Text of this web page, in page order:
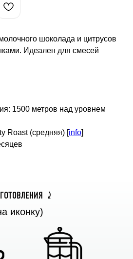
шоколада и цитрусов
Идеален для смесей
1500 метров над уровнем
Roast (средняя) [info]
⤸
иконку)